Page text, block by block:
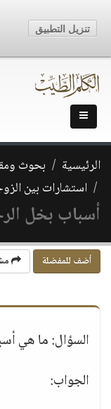
الرئيسية بحوث
استشارات بين
أسباب بخل
أضف للمفضلة
السؤال: ما هي
الجواب:
تنزيل التطبيق